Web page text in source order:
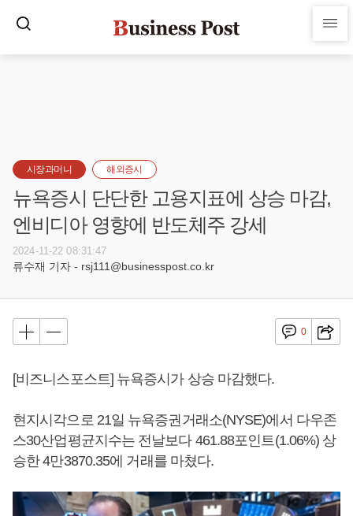
시장과머니 해외증시
뉴욕증시 단단한 고용지표에 상승 마감,
엔비디아 영향에 반도체주 강세
2024-11-22 08:31:47
류수재 기자 - rsj111@businesspost.co.kr
0
[비즈니스포스트] 뉴욕증시가 상승 마감했다.
현지시각으로 21일 뉴욕증권거래소(NYSE)에서 다우존
스30산업평균지수는 전날보다 461.88포인트(1.06%) 상
승한 4만3870.35에 거래를 마쳤다.